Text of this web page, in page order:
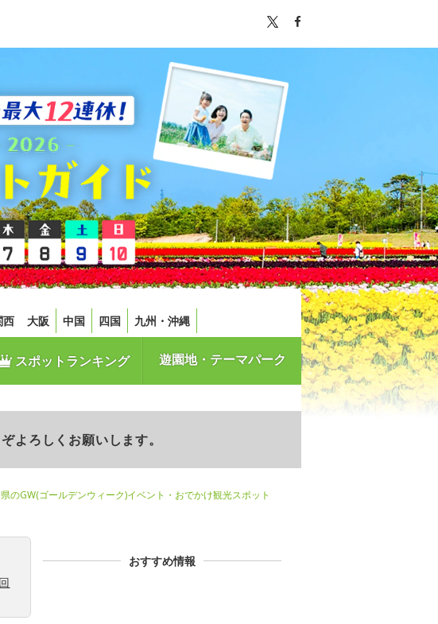
西 大阪 中国 四国 九州・沖縄
スポットランキング 遊園地・テーマパーク
よろしくお願いします。
のGW(ゴールデンウィーク)イベント・おでかけ観光スポット
おすすめ情報